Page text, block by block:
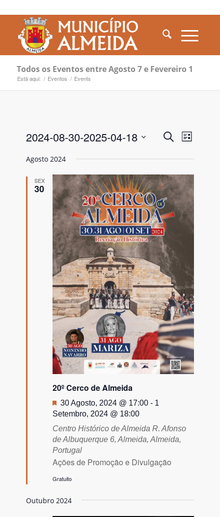
Todos os Eventos entre Agosto 7 e Fevereiro 1
Está aqui: / Eventos / Events
os
e
de
Todos
os
Eventos
Pesquisar
de
Evento
Lista
2024-08-30-2025-04-18
a
data.
Agosto 2024
SEX
30
20º Cerco de Almeida
Destaque
30 Agosto, 2024 @ 17:00 - 1
Setembro, 2024 @ 18:00
Centro Histórico de AlmeidaR. Afonso
de Albuquerque 6, Almeida, Almeida,
Portugal
Ações de Promoção e Divulgação
Gratuito
Outubro 2024